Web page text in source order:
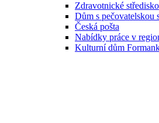
Zdravotnické středisko
Dům s pečovatelskou
Česká pošta
Nabídky práce v
Kulturní dům